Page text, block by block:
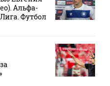
Альфа-
Футбол